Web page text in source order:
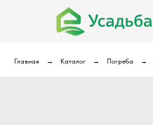
Главная Каталог Погреба